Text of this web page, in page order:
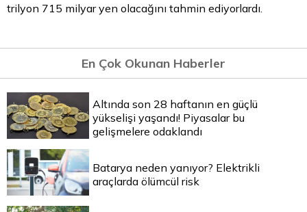
trilyon 715 milyar yen olacağını tahmin ediyorlardı.
En Çok Okunan Haberler
Altında son 28 haftanın en güçlü
yükselişi yaşandı! Piyasalar bu
gelişmelere odaklandı
Batarya neden yanıyor? Elektrikli
araçlarda ölümcül risk